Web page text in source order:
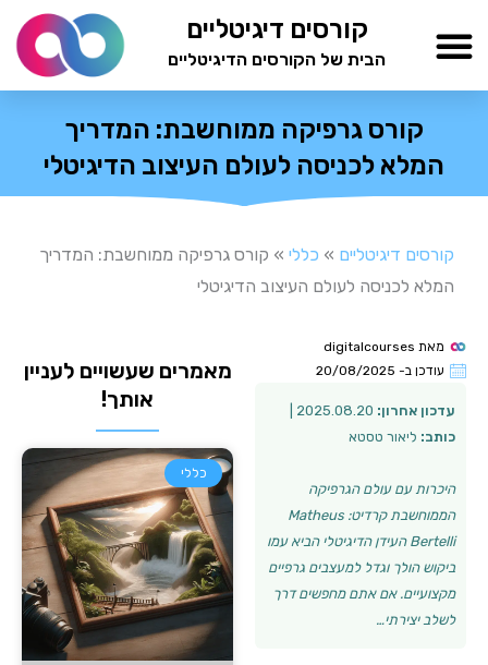
לתוכן
קורסים דיגיטליים
הבית של הקורסים הדיגיטליים
קורס גרפיקה ממוחשבת: המדריך
המלא לכניסה לעולם העיצוב הדיגיטלי
קורסים דיגיטליים » כללי » קורס גרפיקה ממוחשבת: המדריך
המלא לכניסה לעולם העיצוב הדיגיטלי
מאת
עודכן ב- 20/08/2025
עדכון אחרון:
כותב: ליאור טסטא
היכרות עם עולם הגרפיקה
הממוחשבת קרדיט: Matheus
Bertelli העידן הדיגיטלי הביא עמו
ביקוש הולך וגדל למעצבים גרפיים
מקצועיים. אם אתם מחפשים דרך
לשלב יצירתי…
מאמרים שעשויים לעניין
אותך!
כללי